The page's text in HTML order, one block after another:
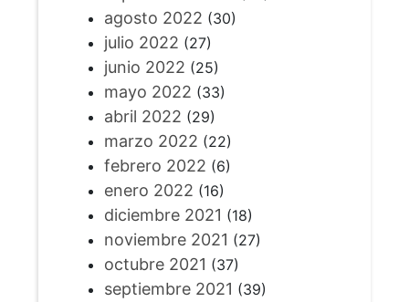
agosto 2022 (30)
julio 2022 (27)
junio 2022 (25)
mayo 2022 (33)
abril 2022 (29)
marzo 2022 (22)
febrero 2022 (6)
enero 2022 (16)
diciembre 2021 (18)
noviembre 2021 (27)
octubre 2021 (37)
septiembre 2021 (39)